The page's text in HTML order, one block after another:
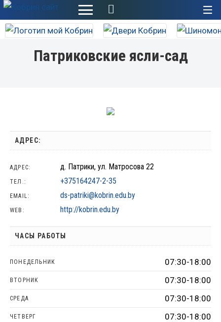
Патриковские ясли-сад
АДРЕС:
АДРЕС: д. Патрики, ул. Матросова 22
ТЕЛ.: +375164247-2-35
EMAIL: ds-patriki@kobrin.edu.by
WEB: http://kobrin.edu.by
ЧАСЫ РАБОТЫ
ПОНЕДЕЛЬНИК 07:30-18:00
ВТОРНИК 07:30-18:00
СРЕДА 07:30-18:00
ЧЕТВЕРГ 07:30-18:00